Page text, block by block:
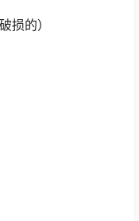
损的）